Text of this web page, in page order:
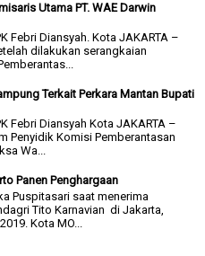
Utama PT. WAE Darwin
Febri Diansyah. Kota JAKARTA –
dilakukan serangkaian
Terkait Perkara Mantan Bupati
Febri Diansyah Kota JAKARTA –
Penyidik Komisi Pemberantasan
Wa...
Panen Penghargaan
Puspitasari saat menerima
Tito Karnavian di Jakarta,
Kota MO...